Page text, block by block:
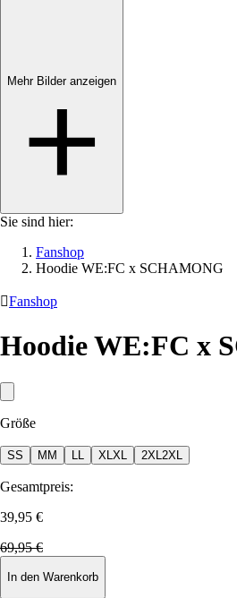
Mehr Bilder anzeigen
Sie sind hier:
Fanshop
Hoodie WE:FC x SCHAMONG
Fanshop
Hoodie WE:FC x
Größe
SS M M XL XL 2XL 2XL
Gesamtpreis:
39,95 €
69,95 €
In den Warenkorb